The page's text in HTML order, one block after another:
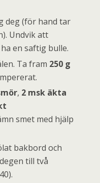
deg (för hand tar
Undvik att
en saftig bulle.
Ta fram 250 g
, 2 msk äkta
smet med hjälp
bakbord och
till två